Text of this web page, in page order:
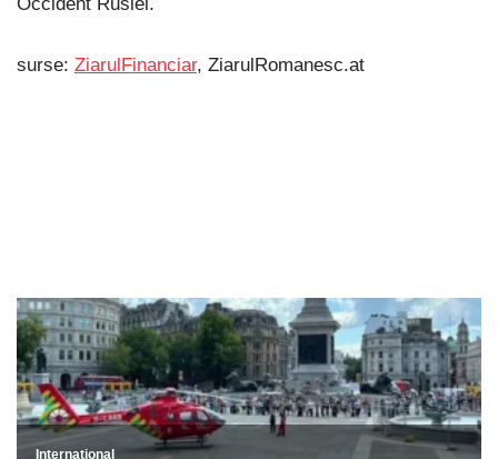
surse: ZiarulFinanciar, ZiarulRomanesc.at